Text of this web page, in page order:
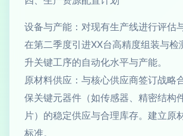
设备与产能：对现有生产线进行评估
在第二季度引进XX台高精度组装与检
升关键工序的自动化水平与产能。
原材料供应：与核心供应商签订战略
保关键元器件（如传感器、精密结构
片）的稳定供应与合理库存。建立原
标准。